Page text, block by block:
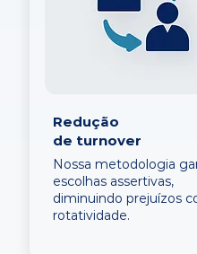
Redução
de turnover
Nossa metodologia
escolhas assertivas,
diminuindo prejuízos
rotatividade.